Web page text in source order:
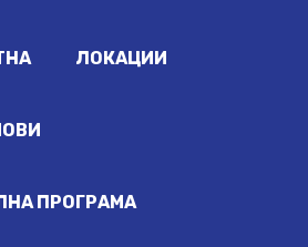
ЛОКАЦИИ
ПРОГРАМА